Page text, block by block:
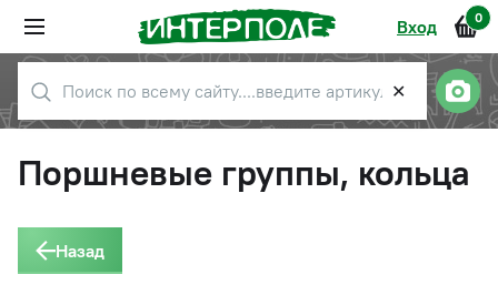
Вход 0
✕
Поршневые группы, кольца
Назад